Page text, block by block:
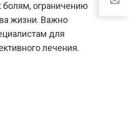
болям, ограничению
жизни. Важно
для
лечения.